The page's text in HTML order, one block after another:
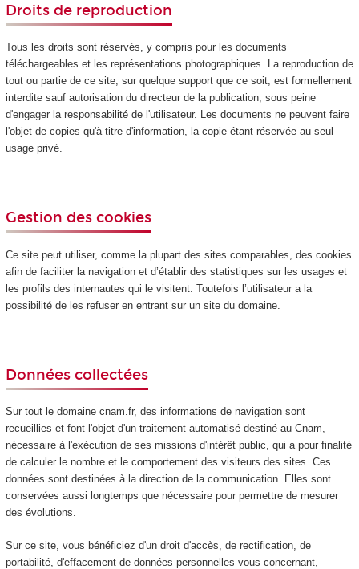
Droits de reproduction
Tous les droits sont réservés, y compris pour les documents
téléchargeables et les représentations photographiques. La reproduction de
tout ou partie de ce site, sur quelque support que ce soit, est formellement
interdite sauf autorisation du directeur de la publication, sous peine
d'engager la responsabilité de l'utilisateur. Les documents ne peuvent faire
l'objet de copies qu'à titre d'information, la copie étant réservée au seul
usage privé.
Gestion des cookies
Ce site peut utiliser, comme la plupart des sites comparables, des cookies
afin de faciliter la navigation et d’établir des statistiques sur les usages et
les profils des internautes qui le visitent. Toutefois l’utilisateur a la
possibilité de les refuser en entrant sur un site du domaine.
Données collectées
Sur tout le domaine cnam.fr, des informations de navigation sont
recueillies et font l'objet d'un traitement automatisé destiné au Cnam,
nécessaire à l'exécution de ses missions d'intérêt public, qui a pour finalité
de calculer le nombre et le comportement des visiteurs des sites. Ces
données sont destinées à la direction de la communication. Elles sont
conservées aussi longtemps que nécessaire pour permettre de mesurer
des évolutions.
Sur ce site, vous bénéficiez d'un droit d'accès, de rectification, de
portabilité, d'effacement de données personnelles vous concernant,